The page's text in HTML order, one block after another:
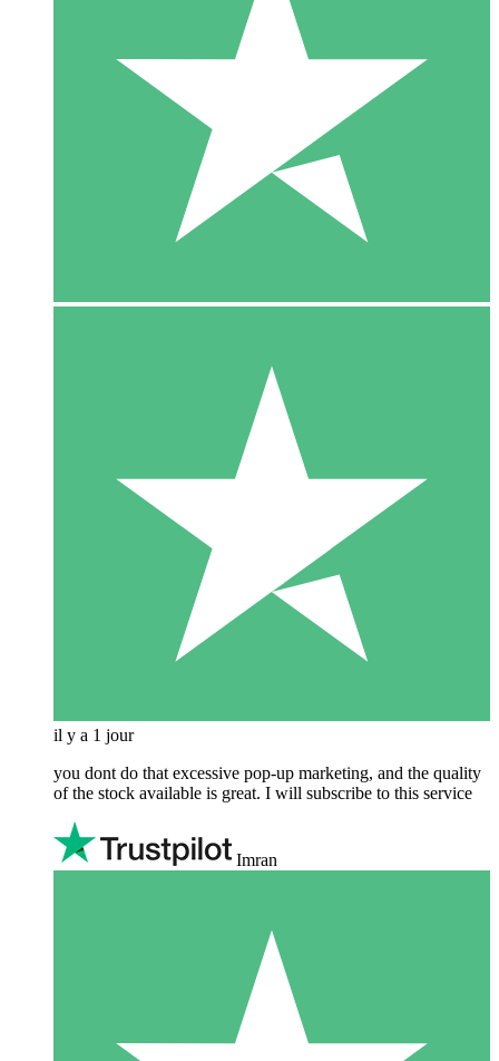
il y a 1 jour
you dont do that excessive pop-up marketing, and the quality
of the stock available is great. I will subscribe to this service
Imran